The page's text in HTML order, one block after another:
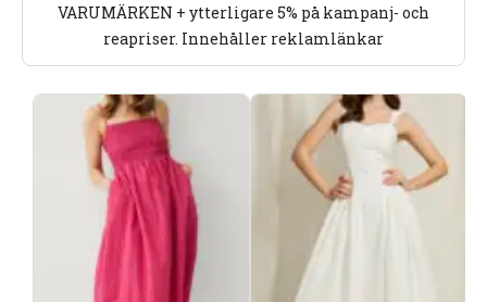
VARUMÄRKEN + ytterligare 5% på kampanj- och
reapriser. Innehåller reklamlänkar